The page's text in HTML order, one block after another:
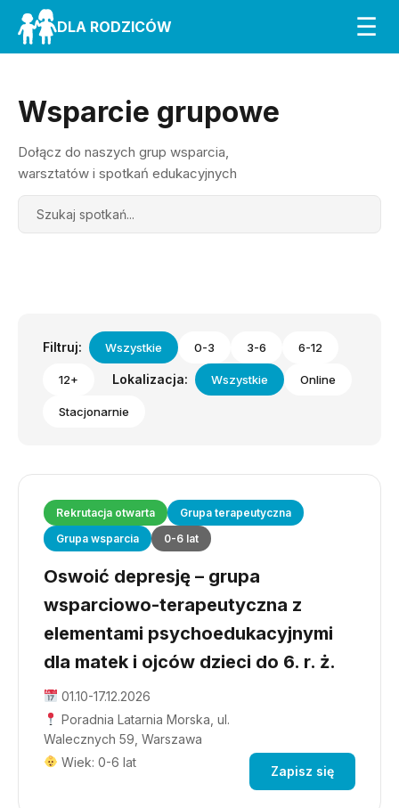
DLA RODZICÓW ☰
Wsparcie grupowe
Dołącz do naszych grup wsparcia,
warsztatów i spotkań edukacyjnych
Search
Filtruj: Wszystkie 0-3 3-6 6-12
12+ Lokalizacja: Wszystkie Online
Stacjonarnie
Rekrutacja otwarta
Grupa terapeutyczna
Grupa wsparcia
0-6 lat
Oswoić depresję – grupa
wsparciowo-terapeutyczna z
elementami psychoedukacyjnymi
dla matek i ojców dzieci do 6. r. ż.
01.10-17.12.2026
Poradnia Latarnia Morska, ul.
Walecznych 59, Warszawa
Wiek: 0-6 lat
Zapisz się